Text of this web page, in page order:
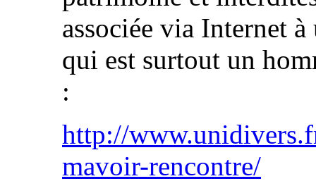
associée via Internet
qui est surtout un
:
http://
mavoir-rencontre/